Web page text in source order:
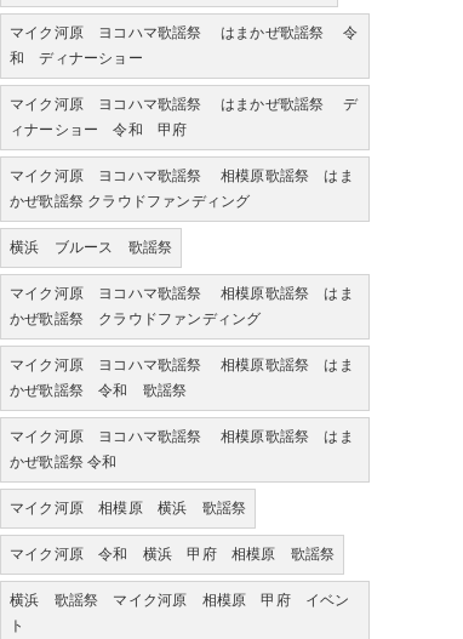
マイク河原 ヨコハマ歌謡祭 はまかぜ歌謡祭 令
和 ディナーショー
マイク河原 ヨコハマ歌謡祭 はまかぜ歌謡祭 デ
ィナーショー 令和 甲府
マイク河原 ヨコハマ歌謡祭 相模原歌謡祭 はま
かぜ歌謡祭 クラウドファンディング
横浜 ブルース 歌謡祭
マイク河原 ヨコハマ歌謡祭 相模原歌謡祭 はま
かぜ歌謡祭 クラウドファンディング
マイク河原 ヨコハマ歌謡祭 相模原歌謡祭 はま
かぜ歌謡祭 令和 歌謡祭
マイク河原 ヨコハマ歌謡祭 相模原歌謡祭 はま
かぜ歌謡祭 令和
マイク河原 相模原 横浜 歌謡祭
マイク河原 令和 横浜 甲府 相模原 歌謡祭
横浜 歌謡祭 マイク河原 相模原 甲府 イベン
ト